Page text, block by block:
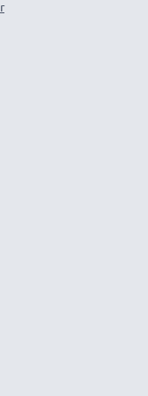
2004 weten wij